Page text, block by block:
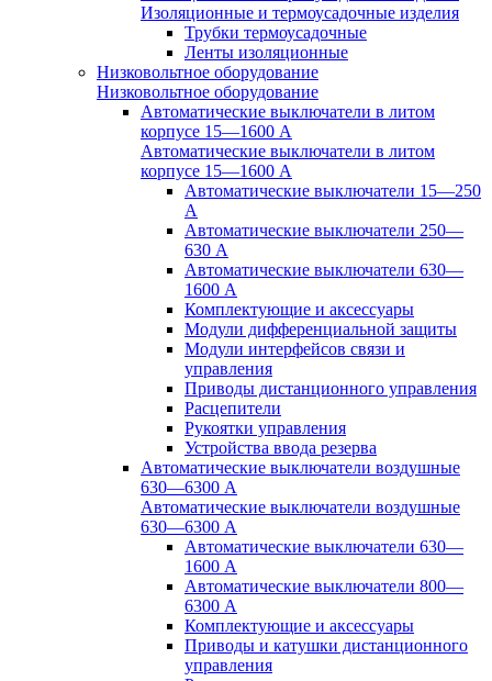
Изоляционные и термоусадочные изделия
Трубки термоусадочные
Ленты изоляционные
Низковольтное оборудование
Низковольтное оборудование
Автоматические выключатели в литом
корпусе 15—1600 А
Автоматические выключатели в литом
корпусе 15—1600 А
Автоматические выключатели 15—250
А
Автоматические выключатели 250—
630 А
Автоматические выключатели 630—
1600 А
Комплектующие и аксессуары
Модули дифференциальной защиты
Модули интерфейсов связи и
управления
Приводы дистанционного управления
Расцепители
Рукоятки управления
Устройства ввода резерва
Автоматические выключатели воздушные
630—6300 А
Автоматические выключатели воздушные
630—6300 А
Автоматические выключатели 630—
1600 А
Автоматические выключатели 800—
6300 А
Комплектующие и аксессуары
Приводы и катушки дистанционного
управления